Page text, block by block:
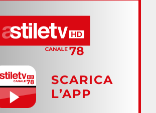
SCARICA
L’APP